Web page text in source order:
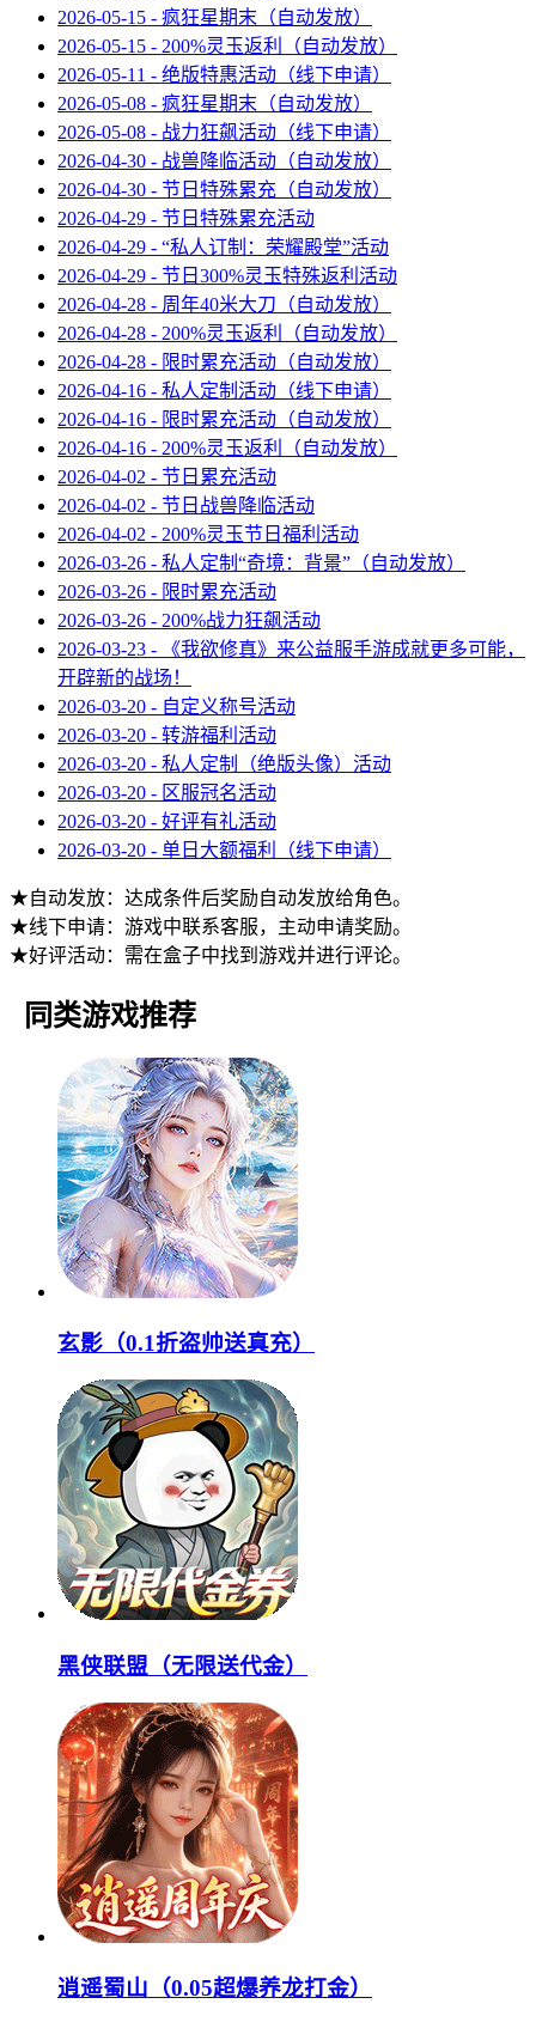
2026-05-15 - 疯狂星期末（自动发放）
2026-05-15 - 200%灵玉返利（自动发放）
2026-05-11 - 绝版特惠活动（线下申请）
2026-05-08 - 疯狂星期末（自动发放）
2026-05-08 - 战力狂飙活动（线下申请）
2026-04-30 - 战兽降临活动（自动发放）
2026-04-30 - 节日特殊累充（自动发放）
2026-04-29 - 节日特殊累充活动
2026-04-29 - “私人订制：荣耀殿堂”活动
2026-04-29 - 节日300%灵玉特殊返利活动
2026-04-28 - 周年40米大刀（自动发放）
2026-04-28 - 200%灵玉返利（自动发放）
2026-04-28 - 限时累充活动（自动发放）
2026-04-16 - 私人定制活动（线下申请）
2026-04-16 - 限时累充活动（自动发放）
2026-04-16 - 200%灵玉返利（自动发放）
2026-04-02 - 节日累充活动
2026-04-02 - 节日战兽降临活动
2026-04-02 - 200%灵玉节日福利活动
2026-03-26 - 私人定制“奇境：背景”（自动发放）
2026-03-26 - 限时累充活动
2026-03-26 - 200%战力狂飙活动
2026-03-23 - 《我欲修真》来公益服手游成就更多可能，
开辟新的战场！
2026-03-20 - 自定义称号活动
2026-03-20 - 转游福利活动
2026-03-20 - 私人定制（绝版头像）活动
2026-03-20 - 区服冠名活动
2026-03-20 - 好评有礼活动
2026-03-20 - 单日大额福利（线下申请）
★自动发放：达成条件后奖励自动发放给角色。
★线下申请：游戏中联系客服，主动申请奖励。
★好评活动：需在盒子中找到游戏并进行评论。
同类游戏推荐
玄影（0.1折盗帅送真充）
黑侠联盟（无限送代金）
逍遥蜀山（0.05超爆养龙打金）